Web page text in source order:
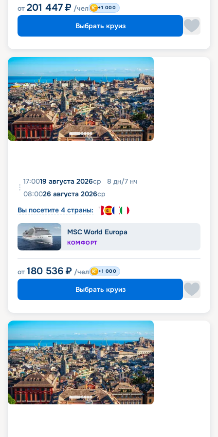
от 201 447 ₽ /чел +1 000
Выбрать круиз
17:0019 августа 2026ср 8 дн/7 нч
08:0026 августа 2026ср
Вы посетите 4 страны:
MSC World Europa
КОМФОРТ
от 180 536 ₽ /чел +1 000
Выбрать круиз